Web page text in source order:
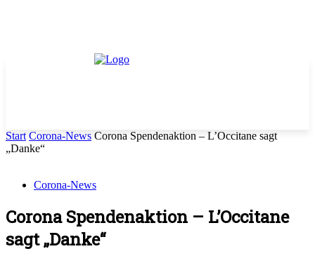
Start Corona-News Corona Spendenaktion – L’Occitane sagt
„Danke“
Corona-News
Corona Spendenaktion – L’Occitane
sagt „Danke“